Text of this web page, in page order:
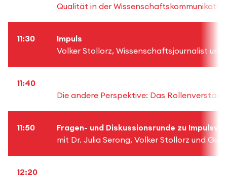
Qualität in der
11:30
Impuls
Volker Stollorz, Wissenschaftsjournalist
11:40
Die andere Perspektive: Das
11:50
Fragen- und Diskussionsrunde zu
mit Dr. Julia Serong, Volker Stollorz und
12:20